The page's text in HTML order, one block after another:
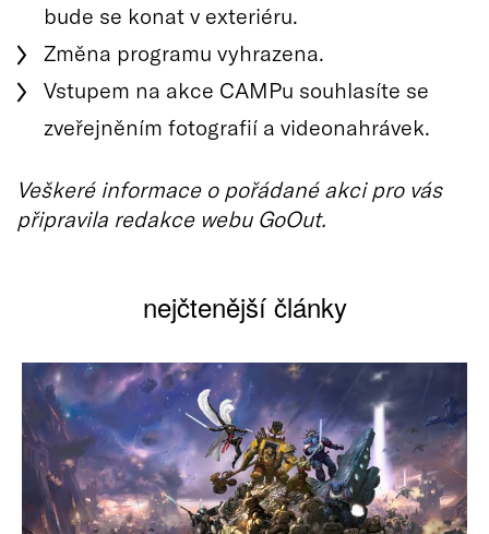
bude se konat v exteriéru.
Změna programu vyhrazena.
Vstupem na akce CAMPu souhlasíte se
zveřejněním fotografií a videonahrávek.
Veškeré informace o pořádané akci pro vás
připravila redakce webu GoOut.
nejčtenější články